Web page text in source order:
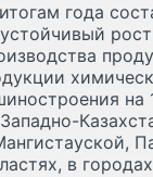
года
рост
на
в